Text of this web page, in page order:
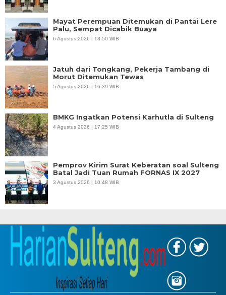
Mayat Perempuan Ditemukan di Pantai Lere
Palu, Sempat Dicabik Buaya
6 Agustus 2026 | 18:50 WIB
Jatuh dari Tongkang, Pekerja Tambang di
Morut Ditemukan Tewas
5 Agustus 2026 | 16:39 WIB
BMKG Ingatkan Potensi Karhutla di Sulteng
4 Agustus 2026 | 17:25 WIB
Pemprov Kirim Surat Keberatan soal Sulteng
Batal Jadi Tuan Rumah FORNAS IX 2027
3 Agustus 2026 | 10:48 WIB